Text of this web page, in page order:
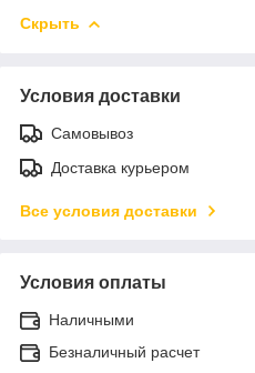
Скрыть
Условия доставки
Самовывоз
Доставка курьером
Все условия доставки
Условия оплаты
Наличными
Безналичный расчет